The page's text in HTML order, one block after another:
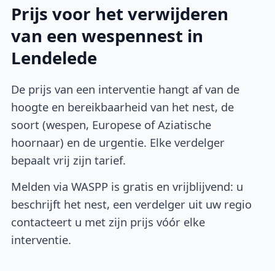
Prijs voor het verwijderen
van een wespennest in
Lendelede
De prijs van een interventie hangt af van de
hoogte en bereikbaarheid van het nest, de
soort (wespen, Europese of Aziatische
hoornaar) en de urgentie. Elke verdelger
bepaalt vrij zijn tarief.
Melden via WASPP is gratis en vrijblijvend: u
beschrijft het nest, een verdelger uit uw regio
contacteert u met zijn prijs vóór elke
interventie.